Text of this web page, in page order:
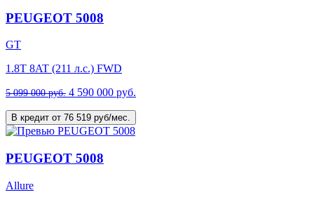
PEUGEOT 5008
GT
1.8T 8AT (211 л.с.) FWD
5 099 000 руб. 4 590 000 руб.
В кредит от 76 519 руб/мес.
PEUGEOT 5008
Allure